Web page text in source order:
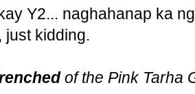
Y2... naghahanap ka
just kidding.
of the Pink Tarha